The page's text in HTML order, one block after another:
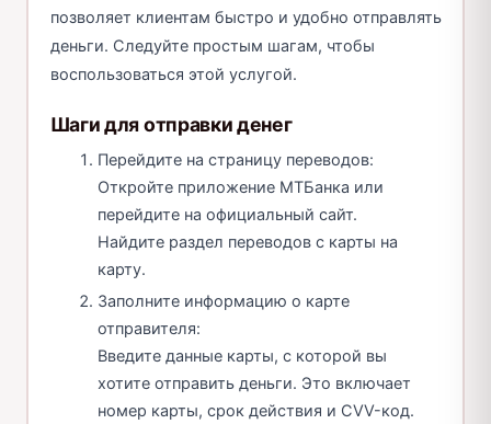
позволяет клиентам быстро и удобно отправлять
деньги. Следуйте простым шагам, чтобы
воспользоваться этой услугой.
Шаги для отправки денег
Перейдите на страницу переводов:
Откройте приложение МТБанка или
перейдите на официальный сайт.
Найдите раздел переводов с карты на
карту.
Заполните информацию о карте
отправителя:
Введите данные карты, с которой вы
хотите отправить деньги. Это включает
номер карты, срок действия и CVV-код.